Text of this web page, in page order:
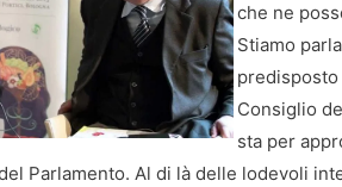
che ne
Stiamo
predisposto
Consiglio
sta per
del Parlamento. Al di là delle lodevoli